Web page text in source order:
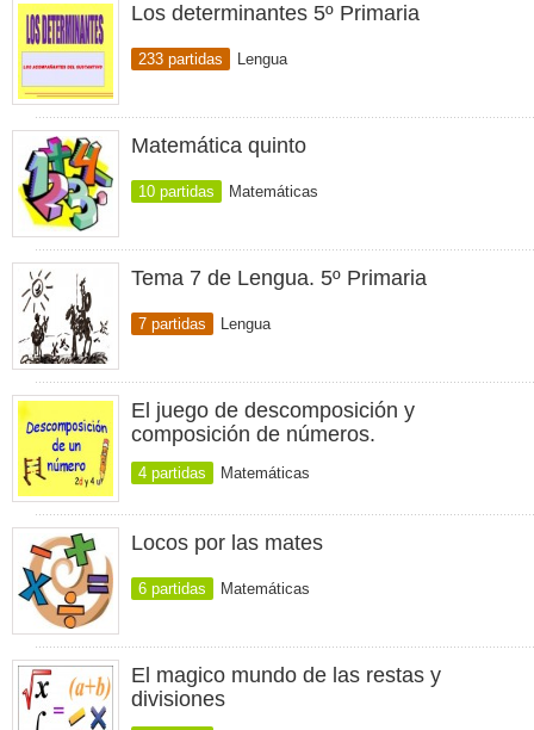
Los determinantes 5º Primaria
233 partidas Lengua
Matemática quinto
10 partidas Matemáticas
Tema 7 de Lengua. 5º Primaria
7 partidas Lengua
El juego de descomposición y
composición de números.
4 partidas Matemáticas
Locos por las mates
6 partidas Matemáticas
El magico mundo de las restas y
divisiones